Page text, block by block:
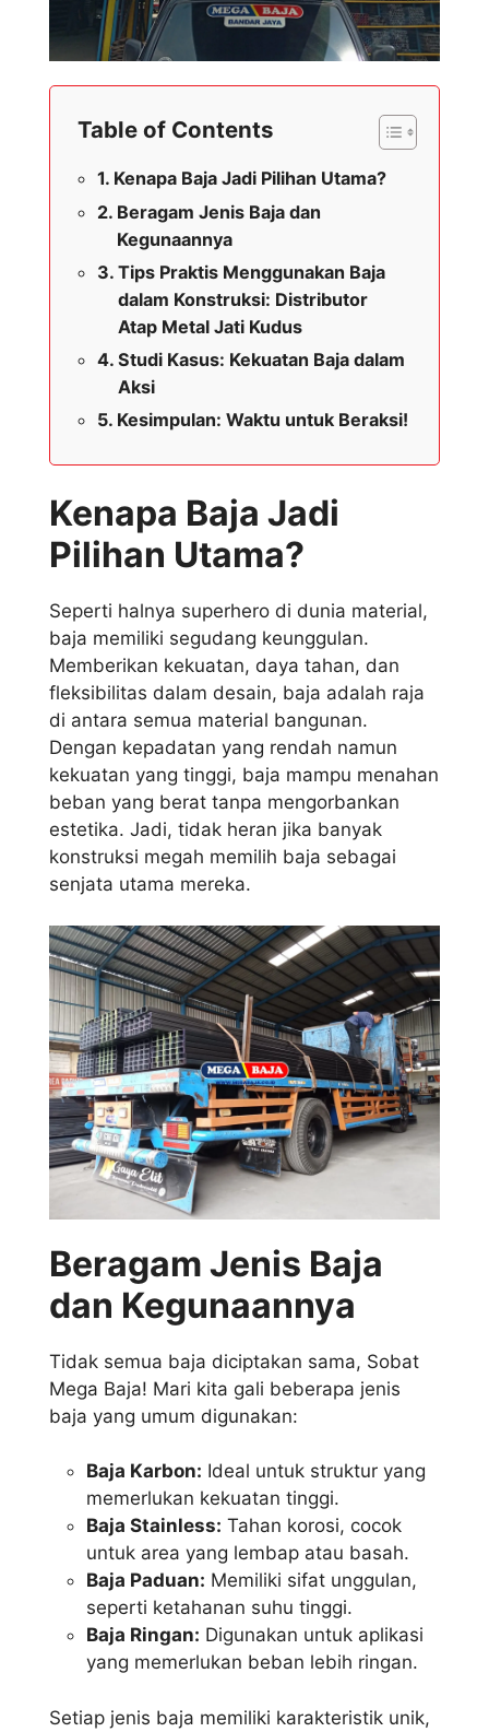
Table of Contents
Kenapa Baja Jadi Pilihan Utama?
Beragam Jenis Baja dan
Kegunaannya
Tips Praktis Menggunakan Baja
dalam Konstruksi: Distributor
Atap Metal Jati Kudus
Studi Kasus: Kekuatan Baja dalam
Aksi
Kesimpulan: Waktu untuk Beraksi!
Kenapa Baja Jadi
Pilihan Utama?
Seperti halnya superhero di dunia material,
baja memiliki segudang keunggulan.
Memberikan kekuatan, daya tahan, dan
fleksibilitas dalam desain, baja adalah raja
di antara semua material bangunan.
Dengan kepadatan yang rendah namun
kekuatan yang tinggi, baja mampu menahan
beban yang berat tanpa mengorbankan
estetika. Jadi, tidak heran jika banyak
konstruksi megah memilih baja sebagai
senjata utama mereka.
Beragam Jenis Baja
dan Kegunaannya
Tidak semua baja diciptakan sama, Sobat
Mega Baja! Mari kita gali beberapa jenis
baja yang umum digunakan:
Baja Karbon: Ideal untuk struktur yang
memerlukan kekuatan tinggi.
Baja Stainless: Tahan korosi, cocok
untuk area yang lembap atau basah.
Baja Paduan: Memiliki sifat unggulan,
seperti ketahanan suhu tinggi.
Baja Ringan: Digunakan untuk aplikasi
yang memerlukan beban lebih ringan.
Setiap jenis baja memiliki karakteristik unik,